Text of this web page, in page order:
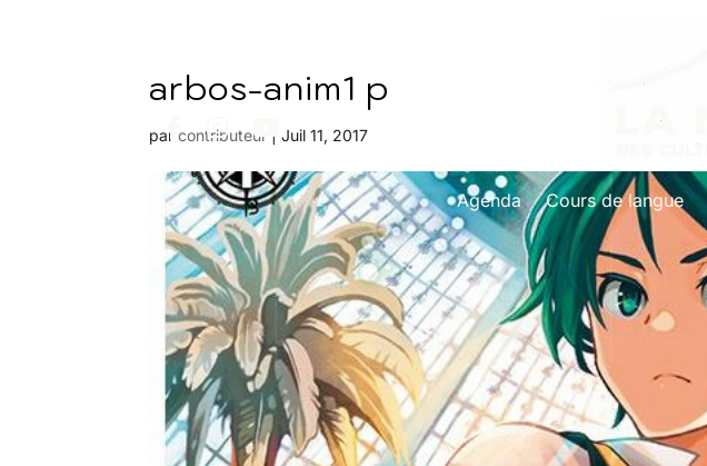
Agenda Cours de langue
arbos-anim1 p
parcontributeur |Juil 11, 2017